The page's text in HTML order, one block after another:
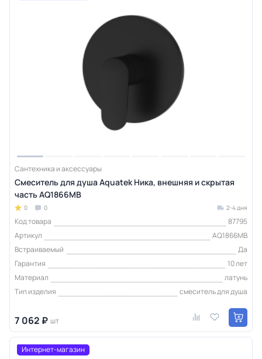
Сантехника и аксессуары
Смеситель для душа Aquatek Ника, внешняя и скрытая
часть AQ1866MB
0 0 2-4 дня
Код товара
87795
Артикул
AQ1866MB
Встраиваемый
Да
Гарантия
10 лет
Материал
латунь
Тип изделия
смеситель для душа
7 062 ₽ шт
Интернет-магазин